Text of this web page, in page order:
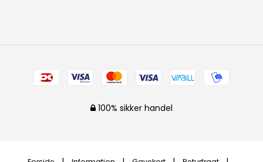
100% sikker handel